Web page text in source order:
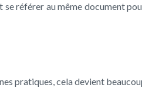
référer au même document
pratiques, cela devient